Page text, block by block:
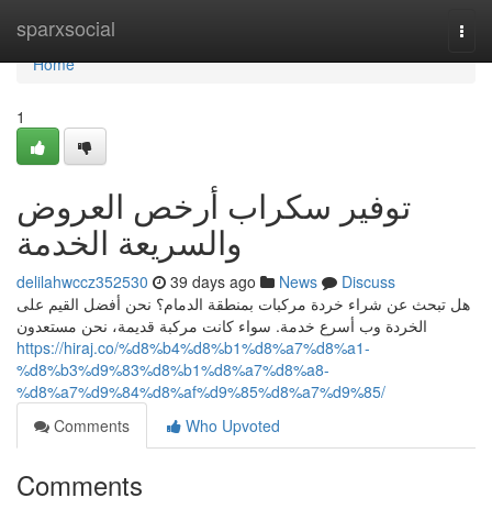
sparxsocial
Home
Home
1
توفير سكراب أرخص العروض
والسريعة الخدمة
delilahwccz352530 39 days ago News
Discuss
هل تبحث عن شراء خردة مركبات بمنطقة الدمام؟ نحن أفضل القيم على
الخردة وب أسرع خدمة. سواء كانت مركبة قديمة، نحن مستعدون
https://hiraj.co/%d8%b4%d8%b1%d8%a7%d8%a1-
%d8%b3%d9%83%d8%b1%d8%a7%d8%a8-
%d8%a7%d9%84%d8%af%d9%85%d8%a7%d9%85/
Comments
Who Upvoted
Comments